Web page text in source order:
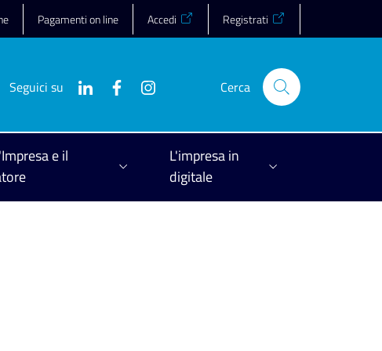
Pagamenti on line Accedi Registrati
Seguici su Cerca
e il
L'impresa in
digitale